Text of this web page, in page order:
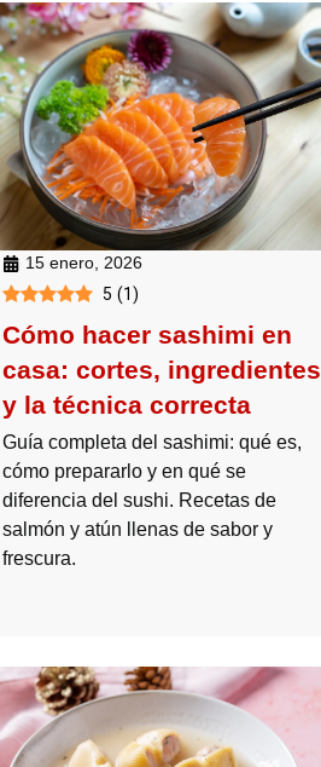
15 enero, 2026
5 (1)
Cómo hacer sashimi en
casa: cortes, ingredientes
y la técnica correcta
Guía completa del sashimi: qué es,
cómo prepararlo y en qué se
diferencia del sushi. Recetas de
salmón y atún llenas de sabor y
frescura.